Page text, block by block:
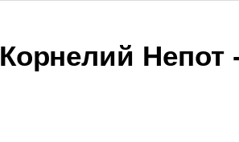
Корнелий